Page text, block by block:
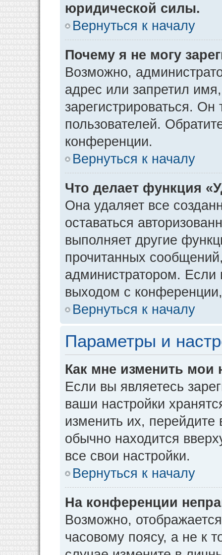
юридической силы.
Вернуться к началу
Почему я не могу
Возможно,
адрес или запретил
зарегистрироваться.
пользователей.
конференции.
Вернуться к началу
Что делает функция
Она удаляет все
оставаться
выполняет другие
прочитанных
администратором. Если
выходом с
Вернуться к началу
Параметры и
Как мне изменить мои
Если вы являетесь
ваши настройки
изменить их, перейдите
обычно находится
все свои настройки.
Вернуться к началу
На конференции
Возможно,
часовому поясу, а не к